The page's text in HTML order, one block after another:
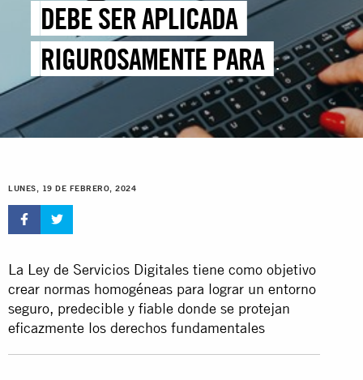
DEBE SER APLICADA
RIGUROSAMENTE PARA
PROTEGER LOS DERECHOS
HUMANOS
LUNES, 19 DE FEBRERO, 2024
La Ley de Servicios Digitales tiene como objetivo
crear normas homogéneas para lograr un entorno
seguro, predecible y fiable donde se protejan
eficazmente los derechos fundamentales